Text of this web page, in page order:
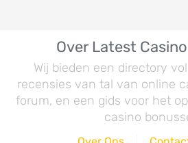
Over Latest
Wij bieden een directory
recensies van tal van online
forum, en een gids voor het
casino